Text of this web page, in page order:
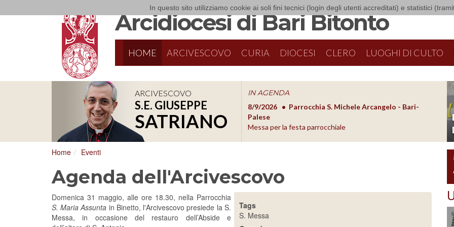
In questo sito utilizziamo cookie ai soli fini tecnici (login degli utenti accreditati) e statistici
Arcidiocesi di Bari Bitonto
HOME ARCIVESCOVO CURIA DIOCESI CLERO LUOGHI DI CULTO
ARCIVESCOVO
S.E. GIUSEPPE
SATRIANO
IN AGENDA
8/17/2026
Conversano
Conferenza Episcopale Pugliese
8/9/2026
Parrocchia S. Michele Arcangelo - Bari-
Palese
Messa per la festa parrocchiale
8/10/
Home Eventi
Agenda dell'Arcivescovo
Tags
S. Messa
Domenica 31 maggio, alle ore 18.30, nella Parrocchia
S. Maria Assunta in Binetto, l'Arcivescovo presiede la S.
Messa, in occasione del restauro dell’Abside e